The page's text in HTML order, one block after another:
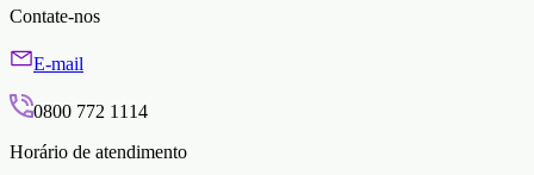
Contate-nos
E-mail
0800 772 1114
Horário de atendimento